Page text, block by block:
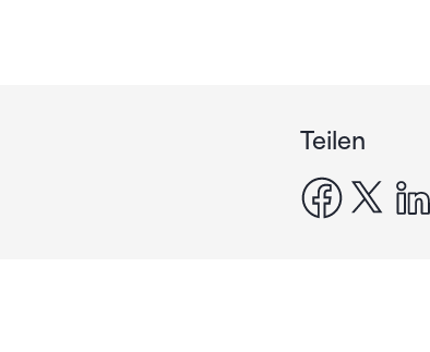
Teilen
facebook
x